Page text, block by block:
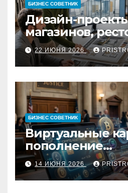
БИЗНЕС СОВЕТНИК
Дизайн-
магазинов,
кафе:
визуализация,
чертежи и
22 ИЮНЯ 2026
БИЗНЕС СОВЕТНИК
Виртуальные
пополнение
стейблкоинами:
юридические
риски и
14 ИЮНЯ 2026